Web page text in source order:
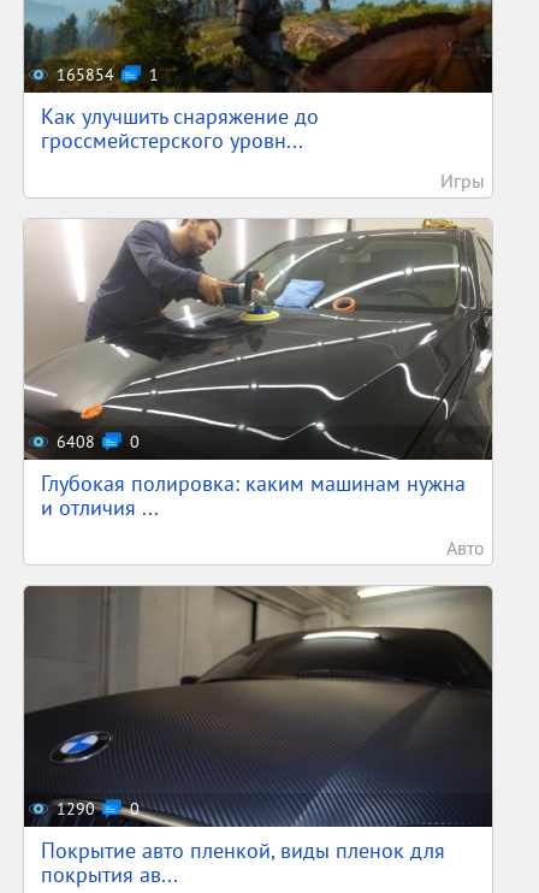
165854 1
Как улучшить снаряжение до
гроссмейстерского уровн...
Игры
6408 0
Глубокая полировка: каким машинам нужна
и отличия ...
Авто
1290 0
Покрытие авто пленкой, виды пленок для
покрытия ав...